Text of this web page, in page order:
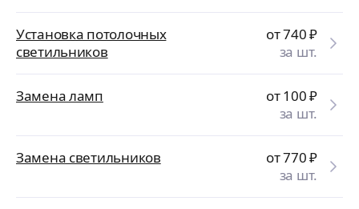
Установка потолочных
светильников
от 740₽
за шт.
Замена ламп от 100₽
за шт.
Замена светильников от 770₽
за шт.